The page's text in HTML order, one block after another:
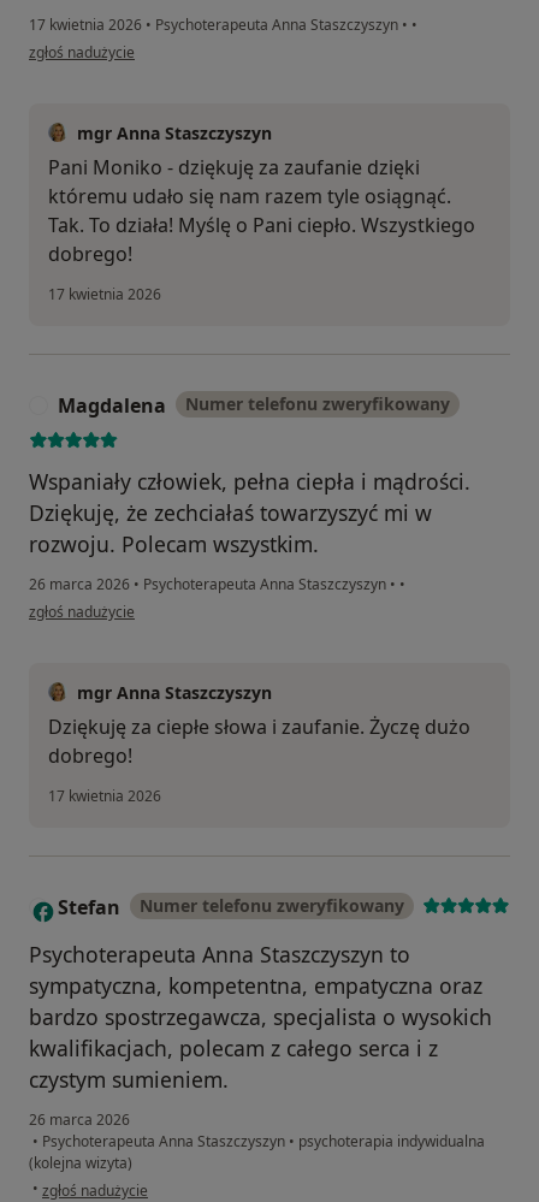
17 kwietnia 2026 • Psychoterapeuta Anna Staszczyszyn • •
w opinii użytkownika Monika
zgłoś nadużycie
mgr Anna Staszczyszyn
Pani Moniko - dziękuję za zaufanie dzięki
któremu udało się nam razem tyle osiągnąć.
Tak. To działa! Myślę o Pani ciepło. Wszystkiego
dobrego!
17 kwietnia 2026
Magdalena Numer telefonu zweryfikowany
Wspaniały człowiek, pełna ciepła i mądrości.
Dziękuję, że zechciałaś towarzyszyć mi w
rozwoju. Polecam wszystkim.
26 marca 2026 • Psychoterapeuta Anna Staszczyszyn • •
w opinii użytkownika Magdalena
zgłoś nadużycie
mgr Anna Staszczyszyn
Dziękuję za ciepłe słowa i zaufanie. Życzę dużo
dobrego!
17 kwietnia 2026
S Stefan Numer telefonu zweryfikowany
Psychoterapeuta Anna Staszczyszyn to
sympatyczna, kompetentna, empatyczna oraz
bardzo spostrzegawcza, specjalista o wysokich
kwalifikacjach, polecam z całego serca i z
czystym sumieniem.
26 marca 2026
• Psychoterapeuta Anna Staszczyszyn • psychoterapia indywidualna
(kolejna wizyta)
• w opinii użytkownika Stefan
zgłoś nadużycie